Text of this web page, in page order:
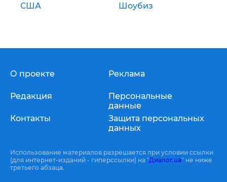
США Шоубиз
О проекте
Редакция
Контакты
Реклама
Персональные
данные
Защита персональных
данных
Использование материалов разрешается при условии ссылки
(для интернет-изданий - гиперссылки) на "Диалог.ua" не ниже
третьего абзаца.